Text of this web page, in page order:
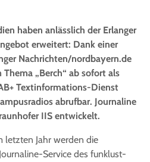
haben anlässlich der Erlanger
erweitert: Dank einer
Nachrichten/nordbayern.de
„Berch“ ab sofort als
Textinformations-Dienst
abrufbar. Journaline
IIS entwickelt.
letzten Jahr werden die
Service des funklust-